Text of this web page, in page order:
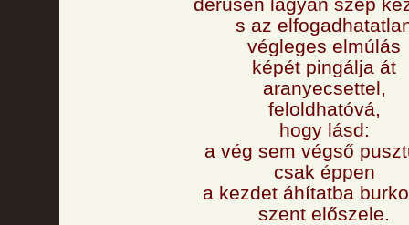
s az
végleges elmúlás
képét pingálja át
aranyecsettel,
feloldhatóvá,
hogy lásd:
a vég sem végső
csak éppen
a kezdet áhítatba
szent előszele.